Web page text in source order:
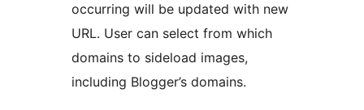
occurring will be updated with new
URL. User can select from which
domains to sideload images,
including Blogger’s domains.